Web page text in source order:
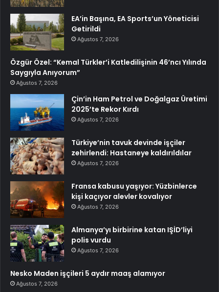
EA’in Başına, EA Sports’un Yöneticisi
Getirildi
Ağustos 7, 2026
Özgür Özel: “Kemal Türkler’i Katledilişinin 46’ncı Yılında
Saygıyla Anıyorum”
Ağustos 7, 2026
Çin’in Ham Petrol ve Doğalgaz Üretimi
2025’te Rekor Kırdı
Ağustos 7, 2026
Türkiye’nin tavuk devinde işçiler
zehirlendi: Hastaneye kaldırıldılar
Ağustos 7, 2026
Fransa kabusu yaşıyor: Yüzbinlerce
kişi kaçıyor alevler kovalıyor
Ağustos 7, 2026
Almanya’yı birbirine katan IŞİD’liyi
polis vurdu
Ağustos 7, 2026
Nesko Maden işçileri 5 aydır maaş alamıyor
Ağustos 7, 2026